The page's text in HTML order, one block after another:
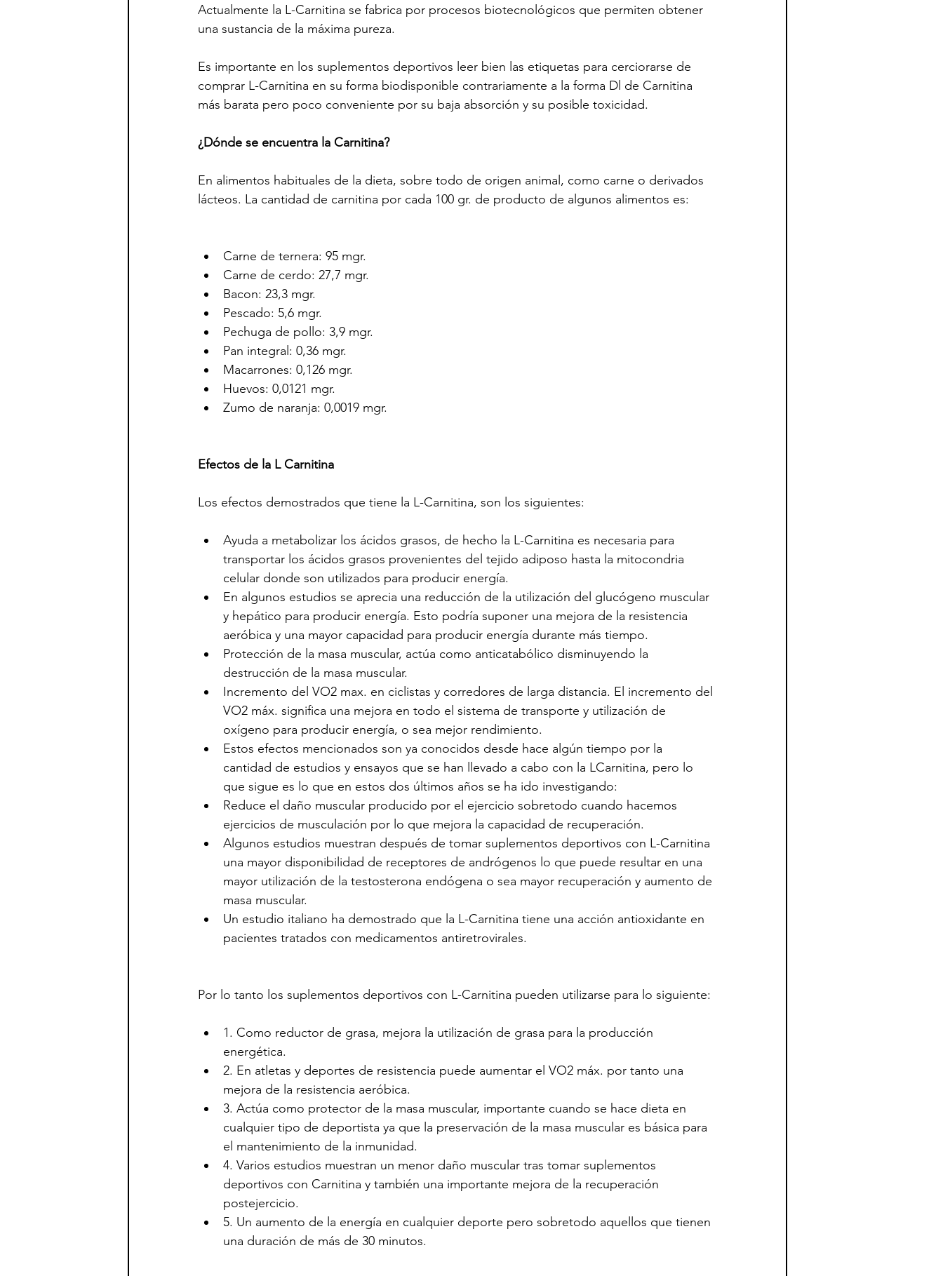
Actualmente la L-Carnitina se fabrica por procesos biotecnológicos que permiten obtener
una sustancia de la máxima pureza.
Es importante en los suplementos deportivos leer bien las etiquetas para cerciorarse de
comprar L-Carnitina en su forma biodisponible contrariamente a la forma Dl de Carnitina
más barata pero poco conveniente por su baja absorción y su posible toxicidad.
¿Dónde se encuentra la Carnitina?
En alimentos habituales de la dieta, sobre todo de origen animal, como carne o derivados
lácteos. La cantidad de carnitina por cada 100 gr. de producto de algunos alimentos es:
Carne de ternera: 95 mgr.
Carne de cerdo: 27,7 mgr.
Bacon: 23,3 mgr.
Pescado: 5,6 mgr.
Pechuga de pollo: 3,9 mgr.
Pan integral: 0,36 mgr.
Macarrones: 0,126 mgr.
Huevos: 0,0121 mgr.
Zumo de naranja: 0,0019 mgr.
Efectos de la L Carnitina
Los efectos demostrados que tiene la L-Carnitina, son los siguientes:
Ayuda a metabolizar los ácidos grasos, de hecho la L-Carnitina es necesaria para
transportar los ácidos grasos provenientes del tejido adiposo hasta la mitocondria
celular donde son utilizados para producir energía.
En algunos estudios se aprecia una reducción de la utilización del glucógeno muscular
y hepático para producir energía. Esto podría suponer una mejora de la resistencia
aeróbica y una mayor capacidad para producir energía durante más tiempo.
Protección de la masa muscular, actúa como anticatabólico disminuyendo la
destrucción de la masa muscular.
Incremento del VO2 max. en ciclistas y corredores de larga distancia. El incremento del
VO2 máx. significa una mejora en todo el sistema de transporte y utilización de
oxígeno para producir energía, o sea mejor rendimiento.
Estos efectos mencionados son ya conocidos desde hace algún tiempo por la
cantidad de estudios y ensayos que se han llevado a cabo con la LCarnitina, pero lo
que sigue es lo que en estos dos últimos años se ha ido investigando:
Reduce el daño muscular producido por el ejercicio sobretodo cuando hacemos
ejercicios de musculación por lo que mejora la capacidad de recuperación.
Algunos estudios muestran después de tomar suplementos deportivos con L-Carnitina
una mayor disponibilidad de receptores de andrógenos lo que puede resultar en una
mayor utilización de la testosterona endógena o sea mayor recuperación y aumento de
masa muscular.
Un estudio italiano ha demostrado que la L-Carnitina tiene una acción antioxidante en
pacientes tratados con medicamentos antiretrovirales.
Por lo tanto los suplementos deportivos con L-Carnitina pueden utilizarse para lo siguiente:
1. Como reductor de grasa, mejora la utilización de grasa para la producción
energética.
2. En atletas y deportes de resistencia puede aumentar el VO2 máx. por tanto una
mejora de la resistencia aeróbica.
3. Actúa como protector de la masa muscular, importante cuando se hace dieta en
cualquier tipo de deportista ya que la preservación de la masa muscular es básica para
el mantenimiento de la inmunidad.
4. Varios estudios muestran un menor daño muscular tras tomar suplementos
deportivos con Carnitina y también una importante mejora de la recuperación
postejercicio.
5. Un aumento de la energía en cualquier deporte pero sobretodo aquellos que tienen
una duración de más de 30 minutos.